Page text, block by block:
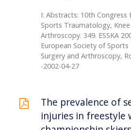
I: Abstracts: 10th Congress
Sports Traumatology,
Arthroscopy. 349. ESSKA
European Society of
Surgery and Arthroscopy,
-2002-04-27
The prevalence of
injuries in freestyle